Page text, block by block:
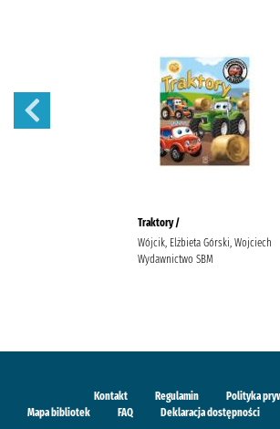
Traktory /
Wójcik, Elżbieta Górski, Wojciech
Wydawnictwo SBM
Kontakt Regulamin
Polityka
Mapa bibliotek
FAQ Deklaracja dostępności